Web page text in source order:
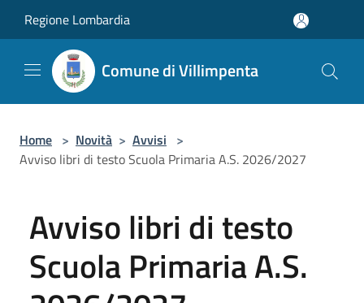
Regione Lombardia
Comune di Villimpenta
Home > Novità > Avvisi >
Avviso libri di testo Scuola Primaria A.S. 2026/2027
Avviso libri di testo
Scuola Primaria A.S.